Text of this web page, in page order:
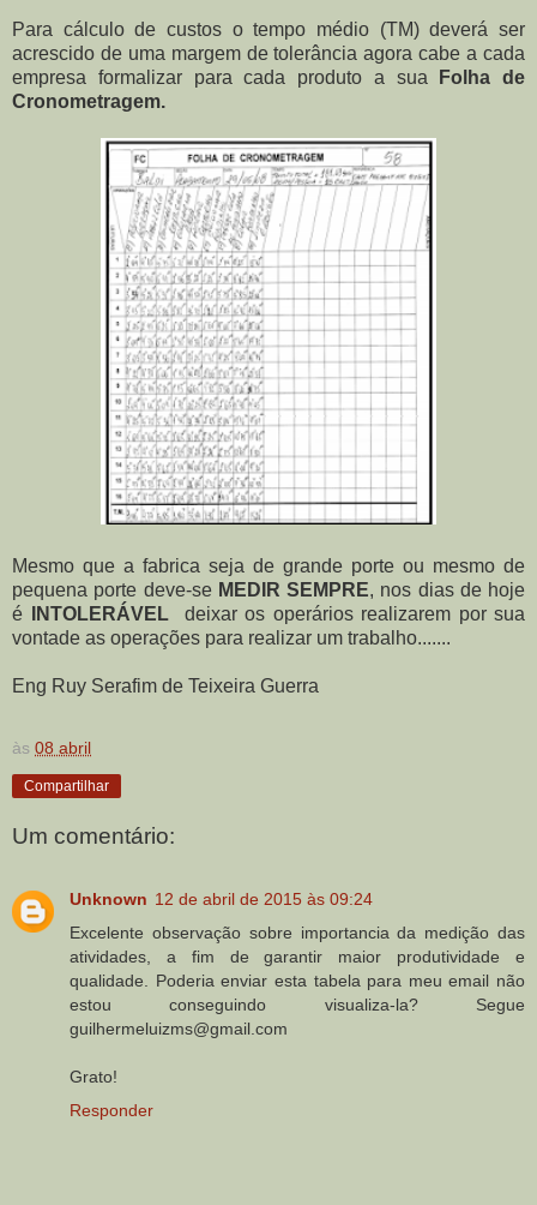
Para cálculo de custos o tempo médio (TM) deverá ser
acrescido de uma margem de tolerância agora cabe a cada
empresa formalizar para cada produto a sua Folha de
Cronometragem.
Mesmo que a fabrica seja de grande porte ou mesmo de
pequena porte deve-se MEDIR SEMPRE, nos dias de hoje
é
INTOLERÁVELdeixar os operários realizarem por sua
vontade as operações para realizar um trabalho.......
Eng Ruy Serafim de Teixeira Guerra
às 08 abril
Compartilhar
Um comentário:
Unknown 12 de abril de 2015 às 09:24
Excelente observação sobre importancia da medição das
atividades, a fim de garantir maior produtividade e
qualidade. Poderia enviar esta tabela para meu email não
estou conseguindo visualiza-la? Segue
guilhermeluizms@gmail.com
Grato!
Responder